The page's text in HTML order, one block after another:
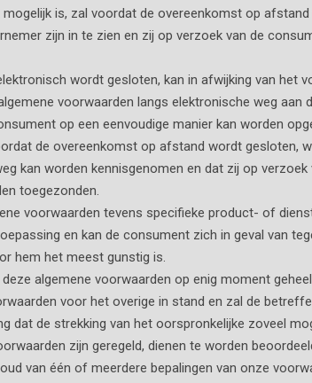
is, zal voordat de overeenkomst op
zijn in te zien en zij op verzoek van de
wordt gesloten, kan in afwijking van het
voorwaarden langs elektronische weg
op een eenvoudige manier kan worden
de overeenkomst op afstand wordt gesloten,
kan worden kennisgenomen en dat zij op
toegezonden.
voorwaarden tevens specifieke product- of
en kan de consument zich in geval van
hem het meest gunstig is.
algemene voorwaarden op enig moment
voor het overige in stand en zal de
dat de strekking van het oorspronkelijke zoveel
zijn geregeld, dienen te worden
van één of meerdere bepalingen van onze